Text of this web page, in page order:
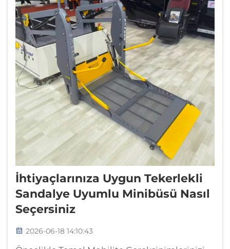
İhtiyaçlarınıza Uygun Tekerlekli
Sandalye Uyumlu Minibüsü Nasıl
Seçersiniz
2026-06-18 14:10:43